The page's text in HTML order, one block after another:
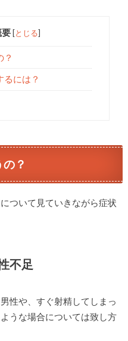
要 [とじる]
？
るには？
？
ついて見ていきながら症状
不足
性や、すぐ射精してしまっ
うな場合については致し方